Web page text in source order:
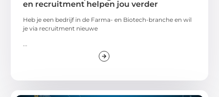
en recruitment helpen jou verder
Heb je een bedrijf in de Farma- en Biotech-branche en wil
je via recruitment nieuwe